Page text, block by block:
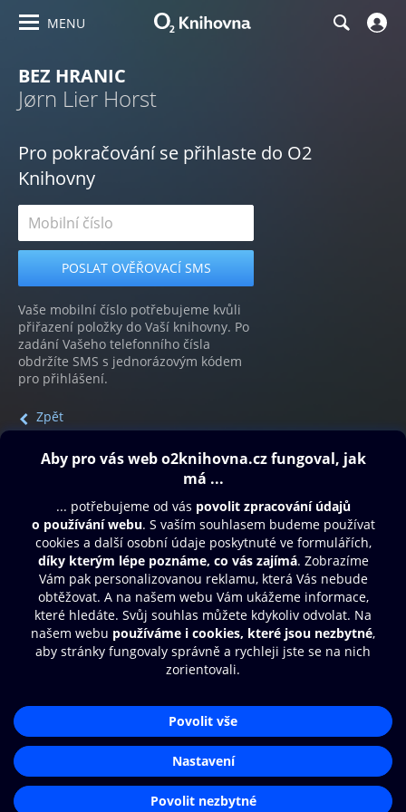
MENU
BEZ HRANIC
Jørn Lier Horst
Pro pokračování se přihlaste do O2
Knihovny
Vaše mobilní číslo potřebujeme kvůli
přiřazení položky do Vaší knihovny. Po
zadání Vašeho telefonního čísla
obdržíte SMS s jednorázovým kódem
pro přihlášení.
Zpět
Obsah ke stažení
Moje O2 Knihovna
Další zábava
© O2 Czech Republic a.s.
Přístupnost
Zásady zpracování osobních údajů
Nastavení cookies
Aplikace O2 Knihovna
Čti a poslouchej své e-knihy a
audioknihy rychleji a pohodlněji.